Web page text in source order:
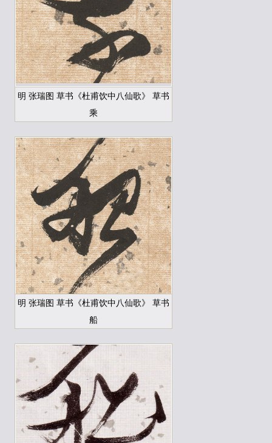
明 张瑞图 草书《杜甫饮中八仙歌》 草书
乘
明 张瑞图 草书《杜甫饮中八仙歌》 草书
船